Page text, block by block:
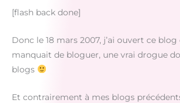
[flash back done]
Donc le 18 mars 2007, j’ai ouvert ce
manquait de bloguer, une vrai drogue
blogs
Et contrairement à mes blogs